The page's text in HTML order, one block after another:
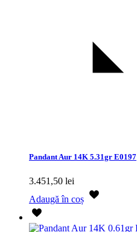
Pandant Aur 14K 5.31gr E0197
3.451,50 lei
Adaugă în coș